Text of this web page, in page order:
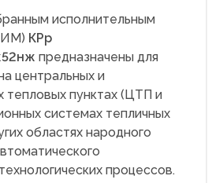
исполнительным
КРр
предназначены для
центральных и
тепловых пунктах (ЦТП и
системах тепличных
областях народного
процессов.